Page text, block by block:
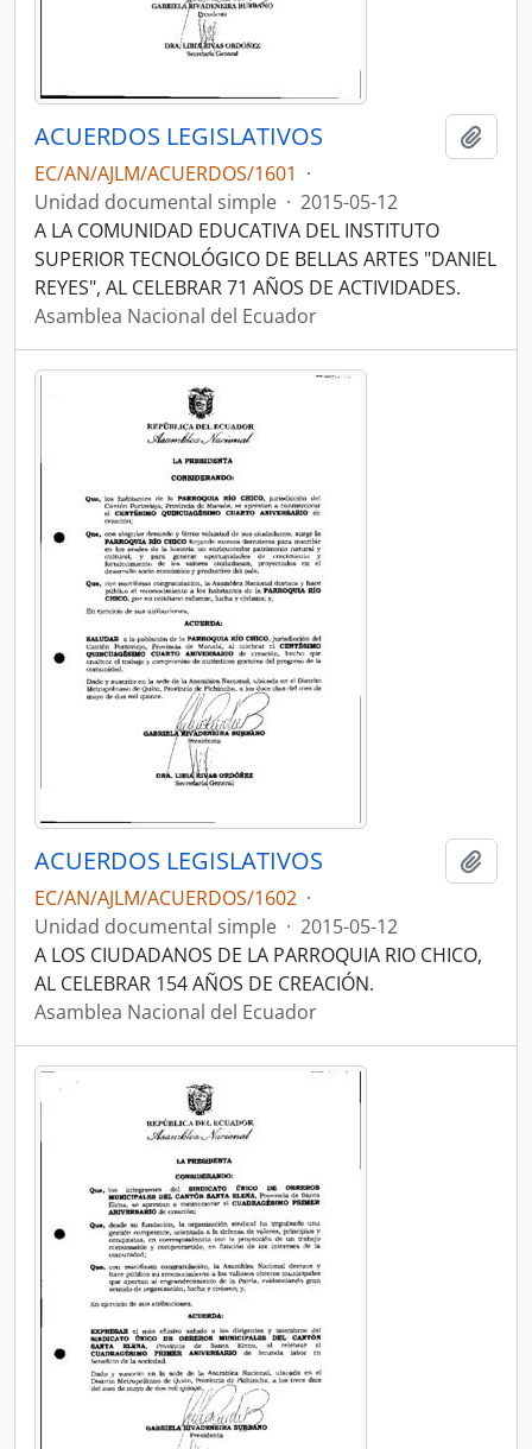
ACUERDOS LEGISLATIVOS
EC/AN/AJLM/ACUERDOS/1601 ·
Unidad documental simple · 2015-05-12
A LA COMUNIDAD EDUCATIVA DEL INSTITUTO
SUPERIOR TECNOLÓGICO DE BELLAS ARTES "DANIEL
REYES", AL CELEBRAR 71 AÑOS DE ACTIVIDADES.
Asamblea Nacional del Ecuador
ACUERDOS LEGISLATIVOS
EC/AN/AJLM/ACUERDOS/1602 ·
Unidad documental simple · 2015-05-12
A LOS CIUDADANOS DE LA PARROQUIA RIO CHICO,
AL CELEBRAR 154 AÑOS DE CREACIÓN.
Asamblea Nacional del Ecuador